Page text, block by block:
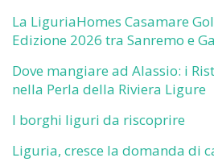
La LiguriaHomes Casamare
Edizione 2026 tra Sanremo e
Dove mangiare ad Alassio: i
nella Perla della Riviera Ligure
I borghi liguri da riscoprire
Liguria, cresce la domanda di